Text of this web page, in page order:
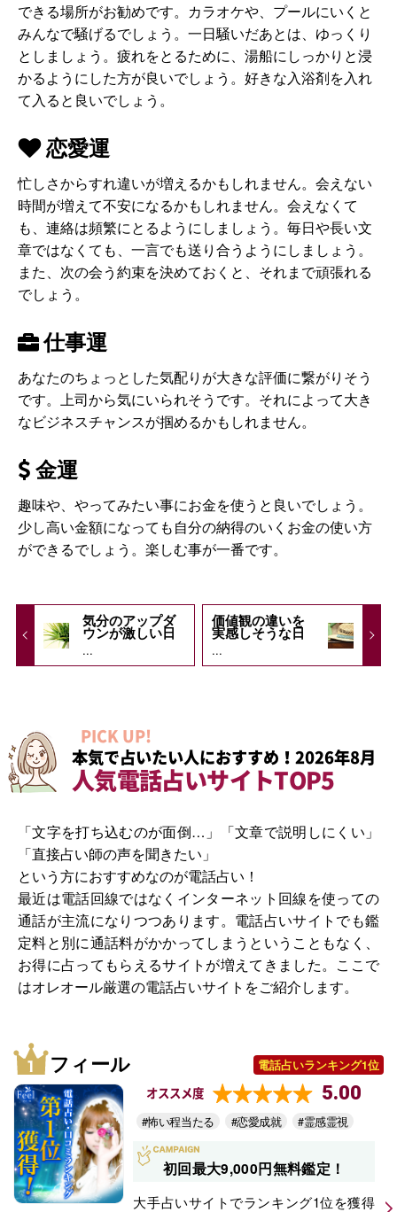
できる場所がお勧めです。カラオケや、プールにいくと
みんなで騒げるでしょう。一日騒いだあとは、ゆっくり
としましょう。疲れをとるために、湯船にしっかりと浸
かるようにした方が良いでしょう。好きな入浴剤を入れ
て入ると良いでしょう。
恋愛運
忙しさからすれ違いが増えるかもしれません。会えない
時間が増えて不安になるかもしれません。会えなくて
も、連絡は頻繁にとるようにしましょう。毎日や長い文
章ではなくても、一言でも送り合うようにしましょう。
また、次の会う約束を決めておくと、それまで頑張れる
でしょう。
仕事運
あなたのちょっとした気配りが大きな評価に繋がりそう
です。上司から気にいられそうです。それによって大き
なビジネスチャンスが掴めるかもしれません。
金運
趣味や、やってみたい事にお金を使うと良いでしょう。
少し高い金額になっても自分の納得のいくお金の使い方
ができるでしょう。楽しむ事が一番です。
気分のアップダ
ウンが激しい日
...
価値観の違いを
実感しそうな日
...
PICK UP!
本気で占いたい人におすすめ！2026年8月
人気電話占いサイトTOP5
「文字を打ち込むのが面倒…」「文章で説明しにくい」
「直接占い師の声を聞きたい」
という方におすすめなのが電話占い！
最近は電話回線ではなくインターネット回線を使っての
通話が主流になりつつあります。電話占いサイトでも鑑
定料と別に通話料がかかってしまうということもなく、
お得に占ってもらえるサイトが増えてきました。ここで
はオレオール厳選の電話占いサイトをご紹介します。
フィール 電話占いランキング1位
オススメ度 5.00
#怖い程当たる #恋愛成就 #霊感霊視
初回最大9,000円無料鑑定！
大手占いサイトでランキング1位を獲得